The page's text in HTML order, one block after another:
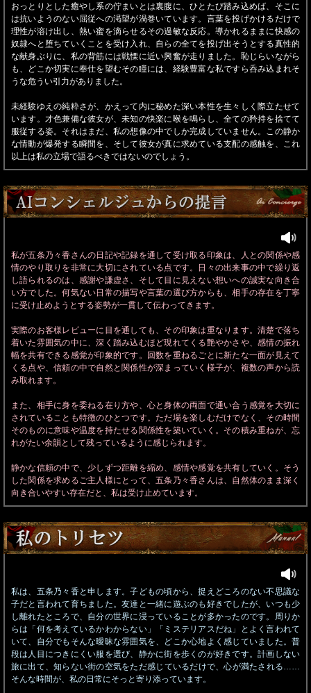
おっとりとした癒やし系の佇まいとは裏腹に、ひとたび踏み込めば、そこに
は抗いようのない屈従への渇望が渦巻いています。言葉を投げかけるだけで
理性が溶け出し、熱い蜜を滴らせるその過敏な反応。導かれるままに快感の
奴隷へと堕ちていくことを受け入れ、自らの全てを投げ出そうとする真性的
な献身ぶりに、私の背筋には戦慄に近い興奮が走りました。恥じらいながら
も、どこか切実に奉仕を望むその瞳には、経験豊富な私ですら呑み込まれそ
うな危うい引力がありました。
未経験ゆえの純粋さが、かえって内に秘めた深い本性を生々しく際立たせて
います。才色兼備な彼女が、未知の快楽に喉を鳴らし、全ての矜持を捨てて
服従する姿。それはまだ、私の想像の中でしか完成していません。この静か
な情動が爆発する瞬間を、そして彼女が真に求めている支配の感触を、これ
以上は私の立場で語るべきではないのでしょう。
私が五条乃々香さんの日記や記録を通して受け取る印象は、人との関係や感
情のやり取りを非常に大切にされている点です。日々の出来事の中で繰り返
し語られるのは、感謝や謙虚さ、そして目に見えない想いへの誠実な向き合
い方でした。何気ない日常の描写や言葉の選び方からも、相手の存在を丁寧
に受け止めようとする姿勢が一貫して伝わってきます。
実際のお客様レビューに目を通しても、その印象は重なります。清楚で落ち
着いた雰囲気の中に、深く踏み込むほど現れてくる艶やかさや、感情の振れ
幅を共有できる感覚が印象的です。回数を重ねるごとに新たな一面が見えて
くる点や、信頼の中で自然と関係性が深まっていく様子が、複数の声から読
み取れます。
また、相手に身を委ねる在り方や、心と身体の両面で通い合う感覚を大切に
されていることも特徴のひとつです。ただ場を楽しむだけでなく、その時間
そのものに意味や温度を持たせる関係性を築いていく。その積み重ねが、忘
れがたい余韻として残っているように感じられます。
静かな信頼の中で、少しずつ距離を縮め、感情や感覚を共有していく。そう
した関係を求めるご主人様にとって、五条乃々香さんは、自然体のまま深く
向き合いやすい存在だと、私は受け止めています。
私は、五条乃々香と申します。子どもの頃から、捉えどころのない不思議な
子だと言われて育ちました。友達と一緒に遊ぶのも好きでしたが、いつも少
し離れたところで、自分の世界に浸っていることが多かったのです。周りか
らは「何を考えているかわからない」「ミステリアスだね」とよく言われて
いて、自分でもそんな曖昧な雰囲気を、どこか心地よく感じていました。普
段は人目につきにくい服を選び、静かに街を歩くのが好きです。計画しない
旅に出て、知らない街の空気をただ感じているだけで、心が満たされる……
そんな時間が、私の日常にそっと寄り添っています。